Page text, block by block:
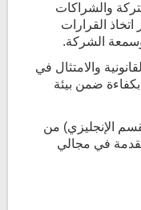
والشراكات
اتخاذ القرارات
وسمعة الشركة.
والامتثال في
ضمن بيئة
الإنجليزي) من
في مجالي